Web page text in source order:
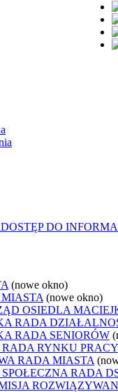
DOSTĘP DO
(nowe okno)
(nowe okno)
OSIEDLA
RADA
RADA SENIORÓW
RADA RYNKU PRACY
RADA MIASTA
RADA